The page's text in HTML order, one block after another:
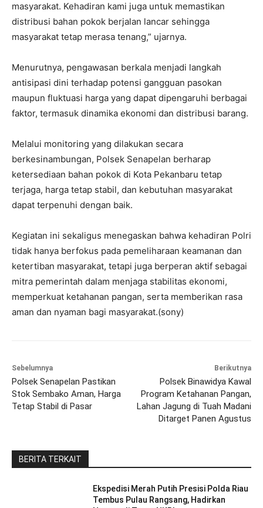
masyarakat. Kehadiran kami juga untuk memastikan
distribusi bahan pokok berjalan lancar sehingga
masyarakat tetap merasa tenang,” ujarnya.
Menurutnya, pengawasan berkala menjadi langkah
antisipasi dini terhadap potensi gangguan pasokan
maupun fluktuasi harga yang dapat dipengaruhi berbagai
faktor, termasuk dinamika ekonomi dan distribusi barang.
Melalui monitoring yang dilakukan secara
berkesinambungan, Polsek Senapelan berharap
ketersediaan bahan pokok di Kota Pekanbaru tetap
terjaga, harga tetap stabil, dan kebutuhan masyarakat
dapat terpenuhi dengan baik.
Kegiatan ini sekaligus menegaskan bahwa kehadiran Polri
tidak hanya berfokus pada pemeliharaan keamanan dan
ketertiban masyarakat, tetapi juga berperan aktif sebagai
mitra pemerintah dalam menjaga stabilitas ekonomi,
memperkuat ketahanan pangan, serta memberikan rasa
aman dan nyaman bagi masyarakat.(sony)
Sebelumnya
Polsek Senapelan Pastikan
Stok Sembako Aman, Harga
Tetap Stabil di Pasar
Berikutnya
Polsek Binawidya Kawal
Program Ketahanan Pangan,
Lahan Jagung di Tuah Madani
Ditarget Panen Agustus
BERITA TERKAIT
Ekspedisi Merah Putih Presisi Polda Riau
Tembus Pulau Rangsang, Hadirkan